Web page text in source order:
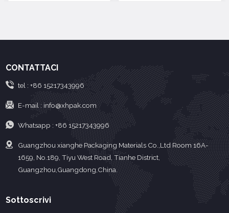
qualità di diversi
prodotti.
CONTATTACI
tel : +86 15217343996
E-mail :info@xhpak.com
Whatsapp : +86 15217343996
Guangzhou xianghe Packaging Materials Co.,Ltd Room 16A-
1659, No.189, Tiyu West Road, Tianhe District,
Guangzhou,Guangdong,China.
Sottoscrivi